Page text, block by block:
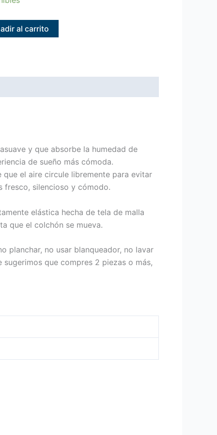
al carrito
y que absorbe la humedad de
de sueño más cómoda.
el aire circule libremente para evitar
fresco, silencioso y cómodo.
elástica hecha de tela de malla
que el colchón se mueva.
planchar, no usar blanqueador, no lavar
sugerimos que compres 2 piezas o más,